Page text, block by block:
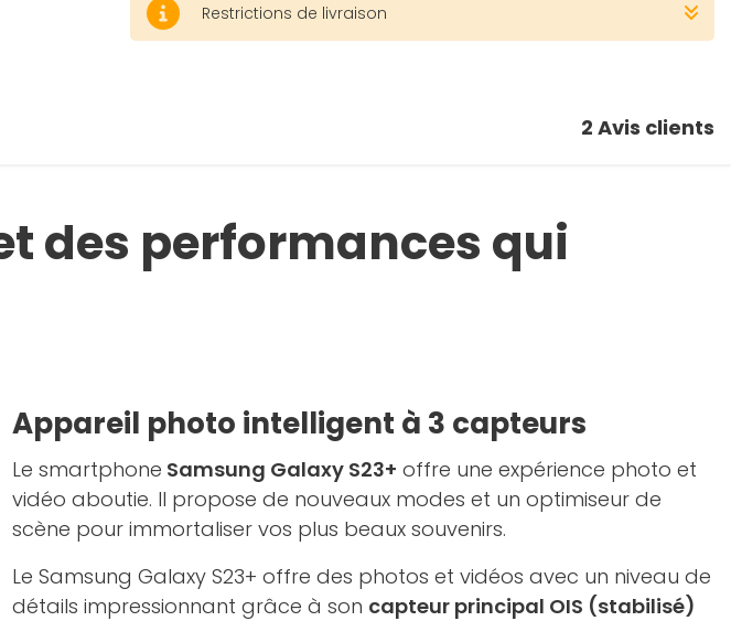
Restrictions de livraison
2 Avis clients
des performances qui
Appareil photo intelligent à 3 capteurs
Le smartphone Samsung Galaxy S23+ offre une expérience photo et
vidéo aboutie. Il propose de nouveaux modes et un optimiseur de
scène pour immortaliser vos plus beaux souvenirs.
Le Samsung Galaxy S23+ offre des photos et vidéos avec un niveau de
détails impressionnant grâce à son capteur principal OIS (stabilisé)